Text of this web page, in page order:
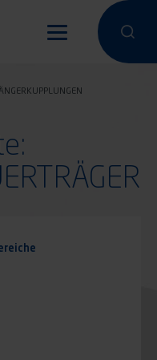
Eine
Eine